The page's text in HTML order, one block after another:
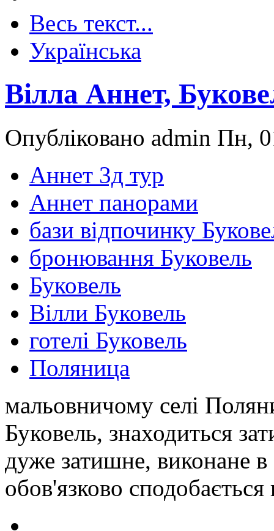
Весь текст...
Українська
Вілла Аннет,
Опубліковано admin Пн,
Аннет 3д тур
Аннет панорами
бази відпочинку
бронювання Буковель
Буковель
Вілли Буковель
готелі Буковель
Поляница
мальовничому селі
Буковель, знаходиться
дуже затишне, виконане в
обов'язково сподобається